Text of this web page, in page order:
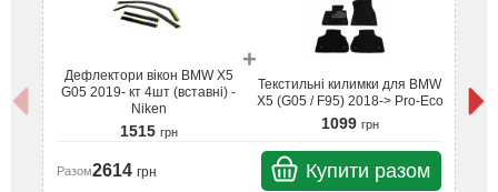
Дефлектори вікон BMW X5
G05 2019- кт 4шт (вставні) -
Niken
1515 грн
+
Текстильні килимки для BMW
X5 (G05 / F95) 2018-> Pro-Eco
1099 грн
Разом2614 грн Купити разом